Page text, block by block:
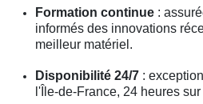
Formation continue :
informés des innovations
meilleur matériel.
Disponibilité 24/7 :
l'Île-de-France, 24 heures